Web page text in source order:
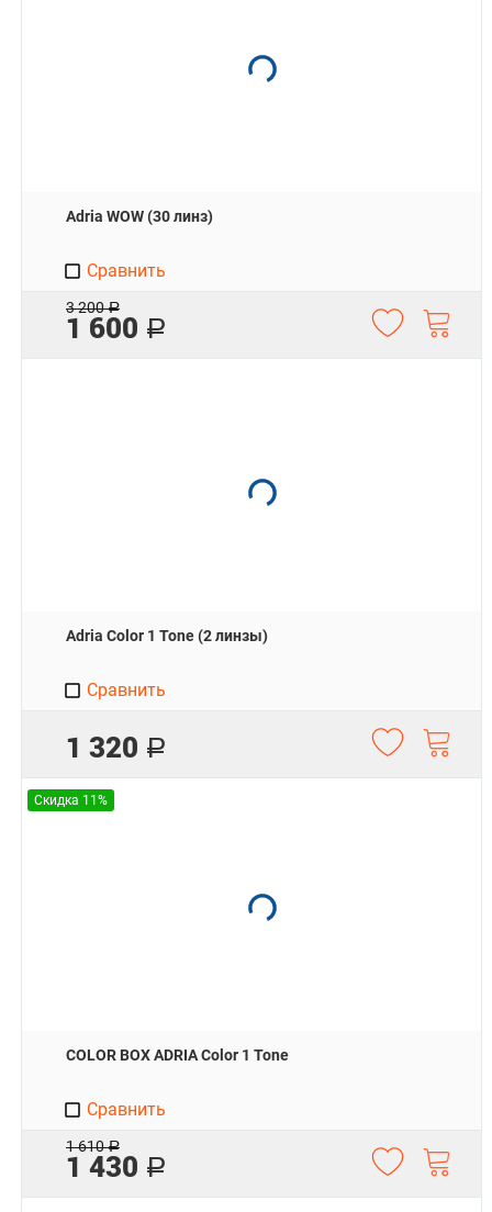
Adria WOW (30 линз)
3 200 Р
1 600 Р
Сравнить
Adria Color 1 Tone (2 линзы)
1 320 Р
Сравнить
Скидка 11%
COLOR BOX ADRIA Color 1 Tone
1 610 Р
1 430 Р
Сравнить